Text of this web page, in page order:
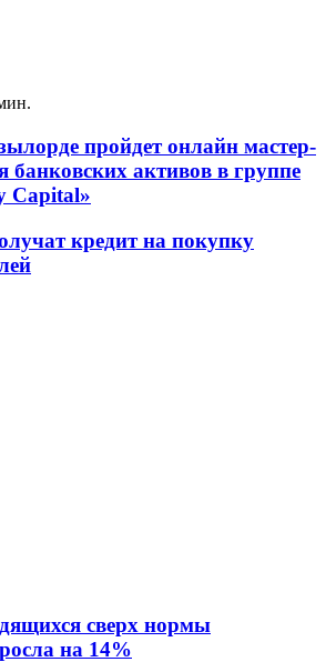
пройдет онлайн мастер-
банковских активов в группе
Capital»
кредит на покупку
сверх нормы
на 14%